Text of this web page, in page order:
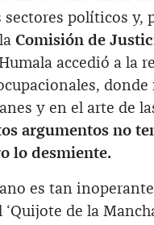
políticos y,
Comisión de
accedió a la
y en el arte de
argumentos no
lo desmiente.
es tan
de la